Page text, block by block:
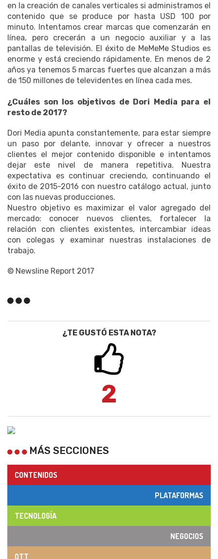
en la creación de canales verticales si administramos el
contenido que se produce por hasta USD 100 por
minuto. Intentamos crear marcas que comenzarán en
línea, pero crecerán a un negocio auxiliar y a las
pantallas de televisión. El éxito de MeMeMe Studios es
enorme y está creciendo rápidamente. En menos de 2
años ya tenemos 5 marcas fuertes que alcanzan a más
de 150 millones de televidentes en línea cada mes.
¿Cuáles son los objetivos de Dori Media para el
resto de 2017?
Dori Media apunta constantemente, para estar siempre
un paso por delante, innovar y ofrecer a nuestros
clientes el mejor contenido disponible e intentamos
dejar este nivel de manera repetitiva. Nuestra
expectativa es continuar creciendo, continuando el
éxito de 2015-2016 con nuestro catálogo actual, junto
con las nuevas producciones.
Nuestro objetivo es maximizar el valor agregado del
mercado: conocer nuevos clientes, fortalecer la
relación con clientes existentes, intercambiar ideas
con colegas y examinar nuestras instalaciones de
trabajo.
© Newsline Report 2017
¿TE GUSTÓ ESTA NOTA?
2
MÁS SECCIONES
CONTENIDOS
PLATAFORMAS
TECNOLOGÍA
NEGOCIOS
OTT